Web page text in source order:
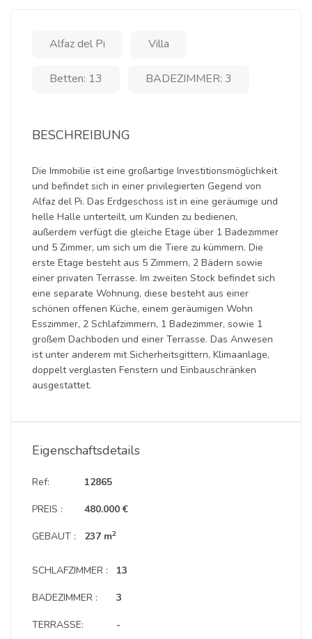
Alfaz del Pi Villa
Betten: 13 BADEZIMMER: 3
BESCHREIBUNG
Die Immobilie ist eine großartige Investitionsmöglichkeit
und befindet sich in einer privilegierten Gegend von
Alfaz del Pi. Das Erdgeschoss ist in eine geräumige und
helle Halle unterteilt, um Kunden zu bedienen,
außerdem verfügt die gleiche Etage über 1 Badezimmer
und 5 Zimmer, um sich um die Tiere zu kümmern. Die
erste Etage besteht aus 5 Zimmern, 2 Bädern sowie
einer privaten Terrasse. Im zweiten Stock befindet sich
eine separate Wohnung, diese besteht aus einer
schönen offenen Küche, einem geräumigen Wohn
Esszimmer, 2 Schlafzimmern, 1 Badezimmer, sowie 1
großem Dachboden und einer Terrasse. Das Anwesen
ist unter anderem mit Sicherheitsgittern, Klimaanlage,
doppelt verglasten Fenstern und Einbauschränken
ausgestattet.
Eigenschaftsdetails
Ref:
PREIS :
GEBAUT :
12865
480.000 €
237 m2
SCHLAFZIMMER :
BADEZIMMER :
TERRASSE:
13
3
-